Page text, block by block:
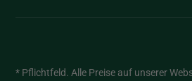
* Pflichtfeld. Alle Preise auf unserer